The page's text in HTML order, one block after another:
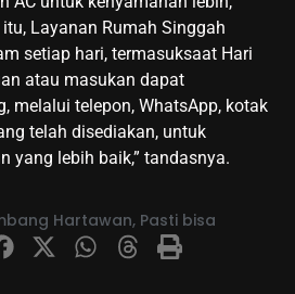
Layanan Rumah Singgah
setiap hari, termasuksaat Hari
atau masukan dapat
melalui telepon, WhatsApp, kotak
telah disediakan, untuk
yang lebih baik,” tandasnya.
Hartawan, Pasti bisa